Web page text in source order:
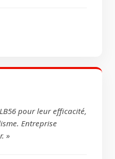
pour leur efficacité,
Entreprise
»